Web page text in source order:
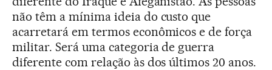
não têm a mínima ideia do custo que
acarretará em termos econômicos e de força
militar. Será uma categoria de guerra
diferente com relação às dos últimos 20 anos.